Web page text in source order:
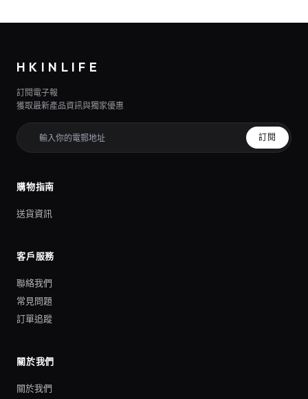
HKINLIFE
訂閱電子報
獲取最新產品資訊與獨家優惠
訂閱
購物指南
送貨資訊
客戶服務
聯絡我們
常見問題
訂單追蹤
關於我們
關於我們